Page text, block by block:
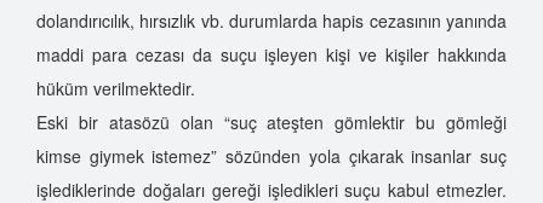
dolandırıcılık, hırsızlık vb. durumlarda hapis cezasının yanında
maddi para cezası da suçu işleyen kişi ve kişiler hakkında
hüküm verilmektedir.
Eski bir atasözü olan “suç ateşten gömlektir bu gömleği
kimse giymek istemez” sözünden yola çıkarak insanlar suç
işlediklerinde doğaları gereği işledikleri suçu kabul etmezler.